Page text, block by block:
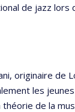
de jazz lors
originaire de
les
de la